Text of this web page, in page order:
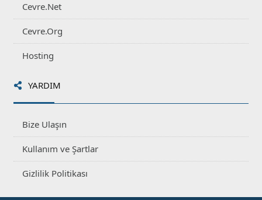
Cevre.Net
Cevre.Org
Hosting
YARDIM
Bize Ulaşın
Kullanım ve Şartlar
Gizlilik Politikası